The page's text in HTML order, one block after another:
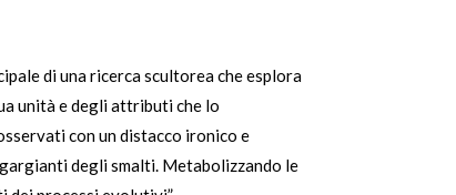
di una ricerca scultorea che esplora
unità e degli attributi che lo
con un distacco ironico e
degli smalti. Metabolizzando le